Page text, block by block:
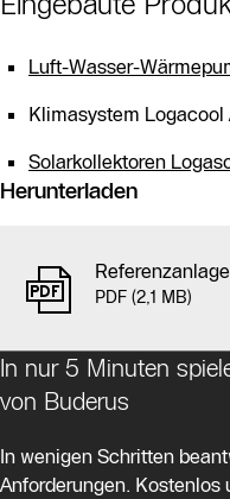
Luft-Wasser-
Klimasystem Logacool
Solarkollektoren
Herunterladen
PDF (2,1 MB)
In nur 5 Minuten
von Buderus
In wenigen Schritten
Anforderungen.